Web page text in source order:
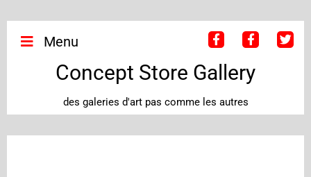
Menu
Concept Store Gallery
des galeries d'art pas comme les autres